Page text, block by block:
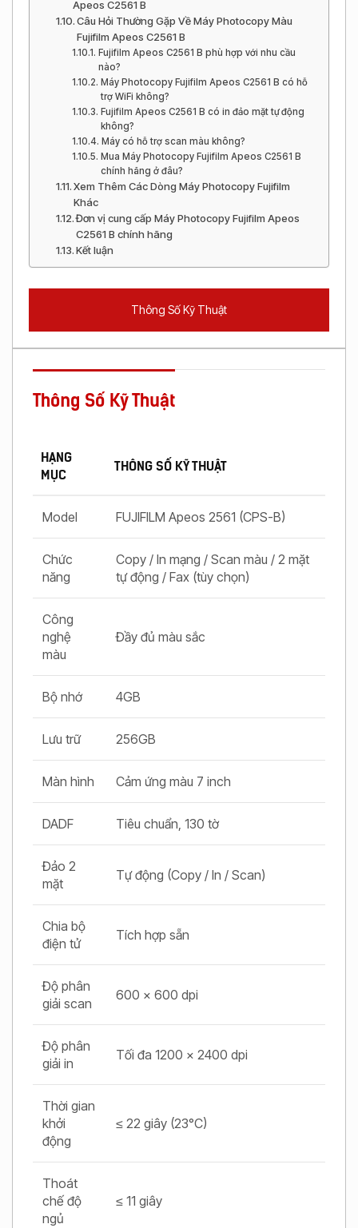
Thông Số Kỹ Thuật
Apeos C2561 B
Câu Hỏi Thường Gặp Về Máy Photocopy Màu
Fujifilm Apeos C2561 B
Fujifilm Apeos C2561 B phù hợp với nhu cầu
nào?
Máy Photocopy Fujifilm Apeos C2561 B có hỗ
trợ WiFi không?
Fujifilm Apeos C2561 B có in đảo mặt tự động
không?
Máy có hỗ trợ scan màu không?
Mua Máy Photocopy Fujifilm Apeos C2561 B
chính hãng ở đâu?
Xem Thêm Các Dòng Máy Photocopy Fujifilm
Khác
Đơn vị cung cấp Máy Photocopy Fujifilm Apeos
C2561 B chính hãng
Kết luận
Thông Số Kỹ Thuật
HẠNG
MỤC
THÔNG SỐ KỸ THUẬT
Model FUJIFILM Apeos 2561 (CPS-B)
Chức
năng
Copy / In mạng / Scan màu / 2 mặt
tự động / Fax (tùy chọn)
Công
nghệ
màu
Đầy đủ màu sắc
Bộ nhớ 4GB
Lưu trữ 256GB
Màn hình Cảm ứng màu 7 inch
DADF Tiêu chuẩn, 130 tờ
Đảo 2
mặt
Tự động (Copy / In / Scan)
Chia bộ
điện tử
Tích hợp sẵn
Độ phân
giải scan
600 x 600 dpi
Độ phân
giải in
Tối đa 1200 x 2400 dpi
Thời gian
khởi
động
≤ 22 giây (23°C)
Thoát
chế độ
ngủ
≤ 11 giây